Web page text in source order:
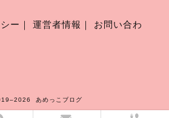
ー ｜ 運営者情報 ｜
お問い合わ
あめっこブログ